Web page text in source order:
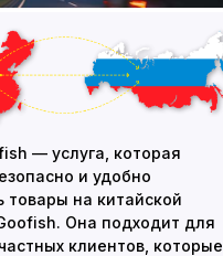
— услуга, которая
и удобно
товары на китайской
Она подходит для
клиентов, которые